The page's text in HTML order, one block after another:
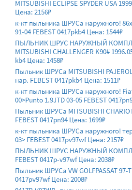
MITSUBISHI ECLIPSE SPYDER USA
Цена: 2156₽
к-кт пыльника ШРУСа наружного!
91-04 FEBEST 0417pkb4 Цена: 1544₽
ПЫЛЬНИК ШРУС НАРУЖНЫЙ
MITSUBISHI CHALLENGER K90#
kb4 Цена: 1458₽
Пыльник ШРУСа MITSUBISHI
нар. FEBEST 0417pkb4 Цена: 1511₽
к-кт пыльника ШРУСа наружного!
00>Punto 1.9JTD 03-05 FEBEST
Пыльник ШРУСа MITSUBISHI
FEBEST 0417pn94 Цена: 1699₽
к-кт пыльника ШРУСа наружного!
03> FEBEST 0417pv97wf Цена: 2157₽
ПЫЛЬНИК ШРУС НАРУЖНЫЙ
FEBEST 0417p-v97wf Цена: 2038₽
Пыльник ШРУСа VW GOLFPASSAT 97-
0417pv97wf Цена: 2008₽